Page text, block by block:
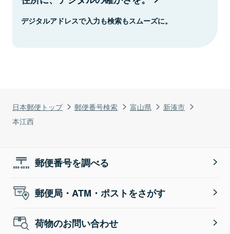
日本郵便トップ 郵便番号検索 富山県
新湊市
本江西
デジタルアドレスで入力も検索もスムーズに。
郵便番号を調べる
郵便局・ATM・ポストをさがす
荷物のお問い合わせ